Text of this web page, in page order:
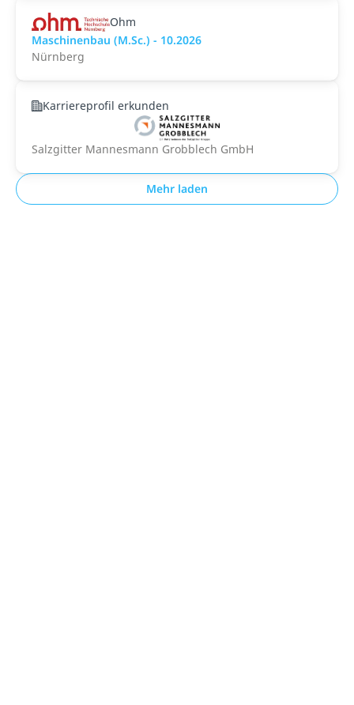
Ohm
Maschinenbau (M.Sc.) - 10.2026
Nürnberg
Karriereprofil erkunden
Salzgitter Mannesmann Grobblech GmbH
Mehr laden